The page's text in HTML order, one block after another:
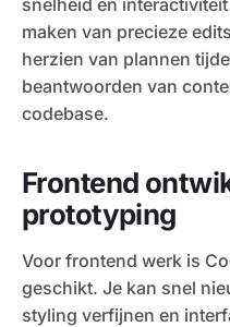
snelheid en
maken van precieze
herzien van plannen
beantwoorden van
codebase.
Frontend
prototyping
Voor frontend werk is
geschikt. Je kan snel
styling verfijnen en